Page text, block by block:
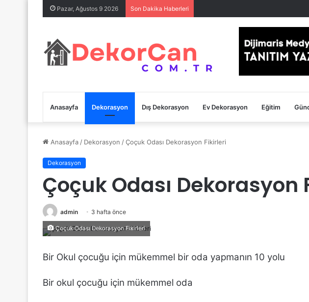
Pazar, Ağustos 9 2026 Son Dakika Haberleri
Anasayfa Dekorasyon Dış Dekorasyon Ev Dekorasyon Eğitim
Anasayfa / Dekorasyon /Çoçuk Odası Dekorasyon Fikirleri
Dekorasyon
Çoçuk Odası Dekorasyon
admin 3 hafta önce
Çoçuk Odası Dekorasyon Fikirleri
Bir Okul çocuğu için mükemmel bir oda yapmanın 10 yolu
Bir okul çocuğu için mükemmel oda